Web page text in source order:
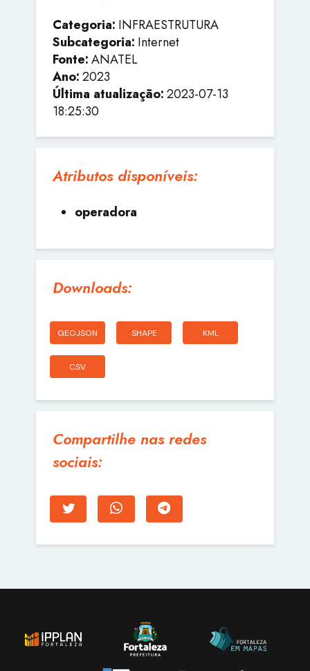
Categoria: INFRAESTRUTURA
Subcategoria: Internet
Fonte:ANATEL
Ano:2023
Última atualização:2023-07-13
18:25:30
Atributos disponíveis:
operadora
Downloads:
GEOJSON SHAPE KML
CSV
Compartilhe nas redes
sociais: